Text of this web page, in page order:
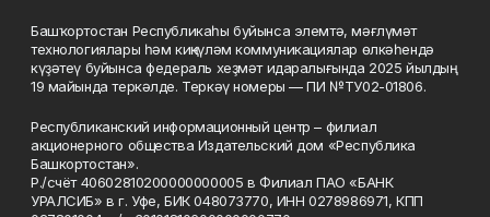
Башҡортостан Республикаһы буйынса элемтә, мәғлүмәт
технологиялары һәм киңкүләм коммуникациялар өлкәһендә
күҙәтеү буйынса федераль хеҙмәт идаралығында 2025 йылдың
19 майында теркәлде. Теркәү номеры — ПИ №ТУ02-01806.
Республиканский информационный центр – филиал
акционерного общества Издательский дом «Республика
Башкортостан».
Р./счёт 40602810200000000005 в Филиал ПАО «БАНК
УРАЛСИБ» в г. Уфе, БИК 048073770, ИНН 0278986971, КПП